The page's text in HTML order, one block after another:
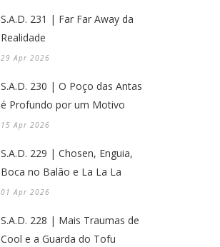
S.A.D. 231 | Far Far Away da
Realidade
29 Apr 2026
S.A.D. 230 | O Poço das Antas
é Profundo por um Motivo
15 Apr 2026
S.A.D. 229 | Chosen, Enguia,
Boca no Balão e La La La
01 Apr 2026
S.A.D. 228 | Mais Traumas de
Cool e a Guarda do Tofu